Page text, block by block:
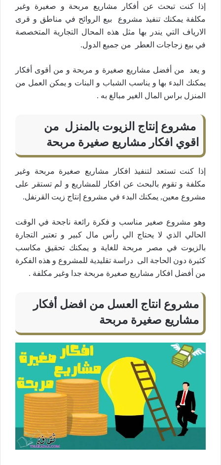
إذا كنت تبحث عن أفكار مشاريع مربحة و صغيرة وغير
مكلفة يمكنك تنفيذ مشروع بيع الروائح في مناطق و قرى
الارياف التي يندر بها مثل هذه المحال التجارية المتخصصة
في بيع زجاجات العطر من جميع الدول.
و يعد من أفضل مشاريع صغيرة و مربحة و من أقوى أفكار
يمكنك البدء بها و يناسب الشباب و البنات و يمكن العمل من
المنزل براس المال الغير مبالغ به .
مشروع إنتاج الزيوت بالمنزل من
اقوي افكار مشاريع صغيرة مربحة
إذا كنت تستعد لتنفيذ افكار مشاريع صغيرة مربحة وغير
مكلفة و تقوم بالبحث عن افكار للمشاريع و لم تستقر على
مشروع معين, يمكنك البدء في مشروع إنتاج زيت القرنفل.
وهو مشروع صغير مناسب و فكرة رائعة ناجحة في الوقت
الحالي الذي لا يحتاج الي رأس مال كبير و تعتبر التجارة
بالزيوت في مصر مربحة للغاية و يمكنك تحقيق مكاسب
كثيرة دون الحاجة الى دراسة تقليدية للمشروع و هذه الفكرة
من أفضل افكار مشاريع صغيرة مربحة جدا وغير مكلفة .
مشروع انتاج العسل من افضل أفكار
مشاريع صغيرة مربحة